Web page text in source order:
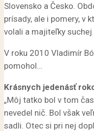
Slovensko a Česko.
prísady, ale i pomery, v
volali a majiteľky
V roku 2010 Vladimír
pomohol…
Krásnych jedenásť
„Môj tatko bol v tom
nevedel nič. Bol však
sadli. Otec si pri nej